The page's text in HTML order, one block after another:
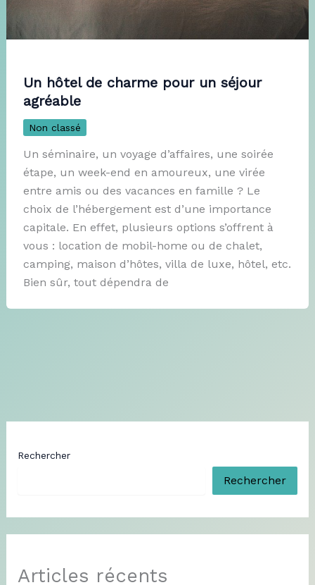
Un hôtel de charme pour un séjour
agréable
Non classé
Un séminaire, un voyage d’affaires, une soirée
étape, un week-end en amoureux, une virée
entre amis ou des vacances en famille ? Le
choix de l’hébergement est d’une importance
capitale. En effet, plusieurs options s’offrent à
vous : location de mobil-home ou de chalet,
camping, maison d’hôtes, villa de luxe, hôtel, etc.
Bien sûr, tout dépendra de
Rechercher
Rechercher
Articles récents